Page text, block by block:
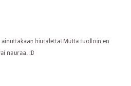
ainuttakaan hiutaletta! Mutta tuolloin en
nauraa. :D